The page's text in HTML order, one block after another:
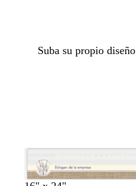
Suba su propio diseño